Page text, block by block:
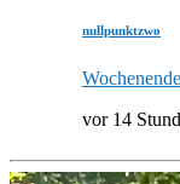
nullpunktzwo
vor 14